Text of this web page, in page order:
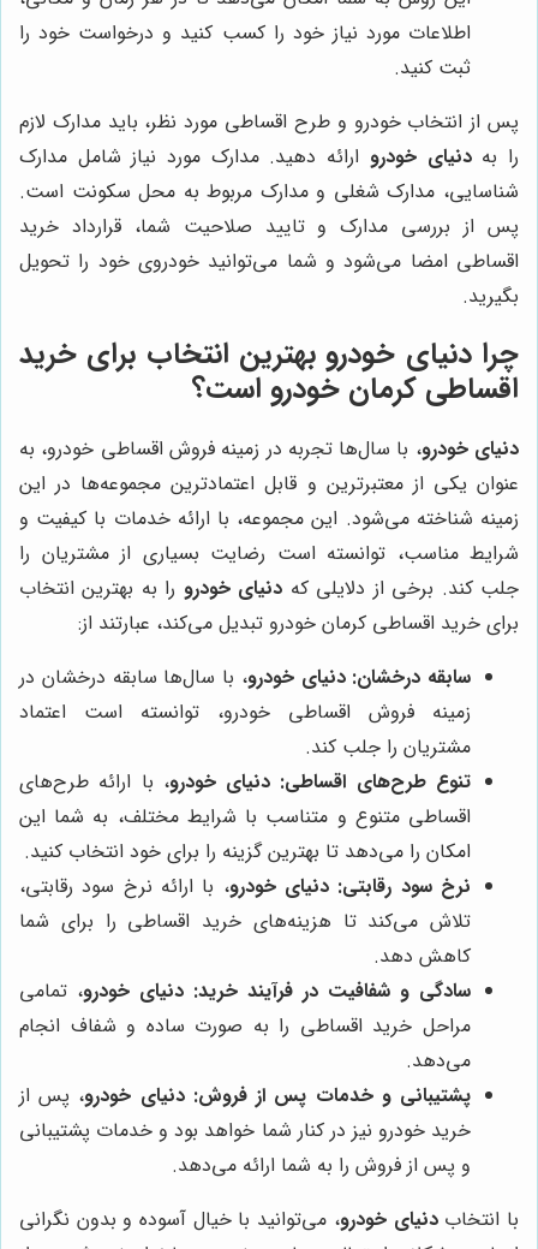
اطلاعات مورد نیاز خود را کسب کنید و درخواست خود را
ثبت کنید.
پس از انتخاب خودرو و طرح اقساطی مورد نظر، باید مدارک لازم
را بهدنیای خودرو ارائه دهید. مدارک مورد نیاز شامل مدارک
شناسایی، مدارک شغلی و مدارک مربوط به محل سکونت است.
پس از بررسی مدارک و تایید صلاحیت شما، قرارداد خرید
اقساطی امضا می‌شود و شما می‌توانید خودروی خود را تحویل
بگیرید.
چرادنیای خودرو بهترین انتخاب برای خرید
اقساطی کرمان خودرو است؟
دنیای خودرو، با سال‌ها تجربه در زمینه فروش اقساطی خودرو، به
عنوان یکی از معتبرترین و قابل اعتمادترین مجموعه‌ها در این
زمینه شناخته می‌شود. این مجموعه، با ارائه خدمات با کیفیت و
شرایط مناسب، توانسته است رضایت بسیاری از مشتریان را
جلب کند. برخی از دلایلی که دنیای خودرو را به بهترین انتخاب
برای خرید اقساطی کرمان خودرو تبدیل می‌کند، عبارتند از:
سابقه درخشان: دنیای خودرو، با سال‌ها سابقه درخشان در
زمینه فروش اقساطی خودرو، توانسته است اعتماد
مشتریان را جلب کند.
تنوع طرح‌های اقساطی: دنیای خودرو، با ارائه طرح‌های
اقساطی متنوع و متناسب با شرایط مختلف، به شما این
امکان را می‌دهد تا بهترین گزینه را برای خود انتخاب کنید.
نرخ سود رقابتی: دنیای خودرو، با ارائه نرخ سود رقابتی،
تلاش می‌کند تا هزینه‌های خرید اقساطی را برای شما
کاهش دهد.
سادگی و شفافیت در فرآیند خرید: دنیای خودرو، تمامی
مراحل خرید اقساطی را به صورت ساده و شفاف انجام
می‌دهد.
پشتیبانی و خدمات پس از فروش: دنیای خودرو، پس از
خرید خودرو نیز در کنار شما خواهد بود و خدمات پشتیبانی
و پس از فروش را به شما ارائه می‌دهد.
با انتخابدنیای خودرو، می‌توانید با خیال آسوده و بدون نگرانی